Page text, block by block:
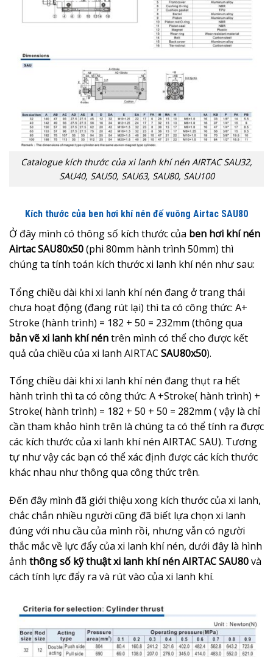
Catalogue kích thước của xi lanh khí nén AIRTAC SAU32,
SAU40, SAU50, SAU63, SAU80, SAU100
Kích thước của ben hơi khí nén đế vuông Airtac SAU80
Ở đây mình có thông số kích thước của ben hơi khí nén
Airtac SAU80x50(phi 80mm hành trình 50mm) thì
chúng ta tính toán kích thước xi lanh khí nén như sau:
Tổng chiều dài khi xi lanh khí nén đang ở trang thái
chưa hoạt động (đang rút lại) thì ta có công thức: A+
Stroke (hành trình) = 182 + 50 = 232mm (thông qua
bảnvẽ xi lanh khí néntrên mình có thể cho được kết
quả của chiều của xi lanh AIRTAC SAU80x50).
Tổng chiều dài khi xi lanh khí nén đang thụt ra hết
hành trình thì ta có công thức: A +Stroke( hành trình) +
Stroke( hành trình) = 182 + 50 + 50 = 282mm ( vậy là chỉ
cần tham khảo hình trên là chúng ta có thể tính ra được
các kích thước của xi lanh khí nén AIRTAC SAU). Tương
tự như vậy các bạn có thể xác định được các kích thước
khác nhau như thông qua công thức trên.
Đến đây mình đã giới thiệu xong kích thước của xi lanh,
chắc chắn nhiều người cũng đã biết lựa chọn xi lanh
đúng với nhu cầu của mình rồi, nhưng vẫn có người
thắc mắc về lực đẩy của xi lanh khí nén, dưới đây là hình
ảnh thông số kỹ thuật xi lanh khí nén AIRTAC SAU80và
cách tính lực đẩy ra và rút vào của xi lanh khí.